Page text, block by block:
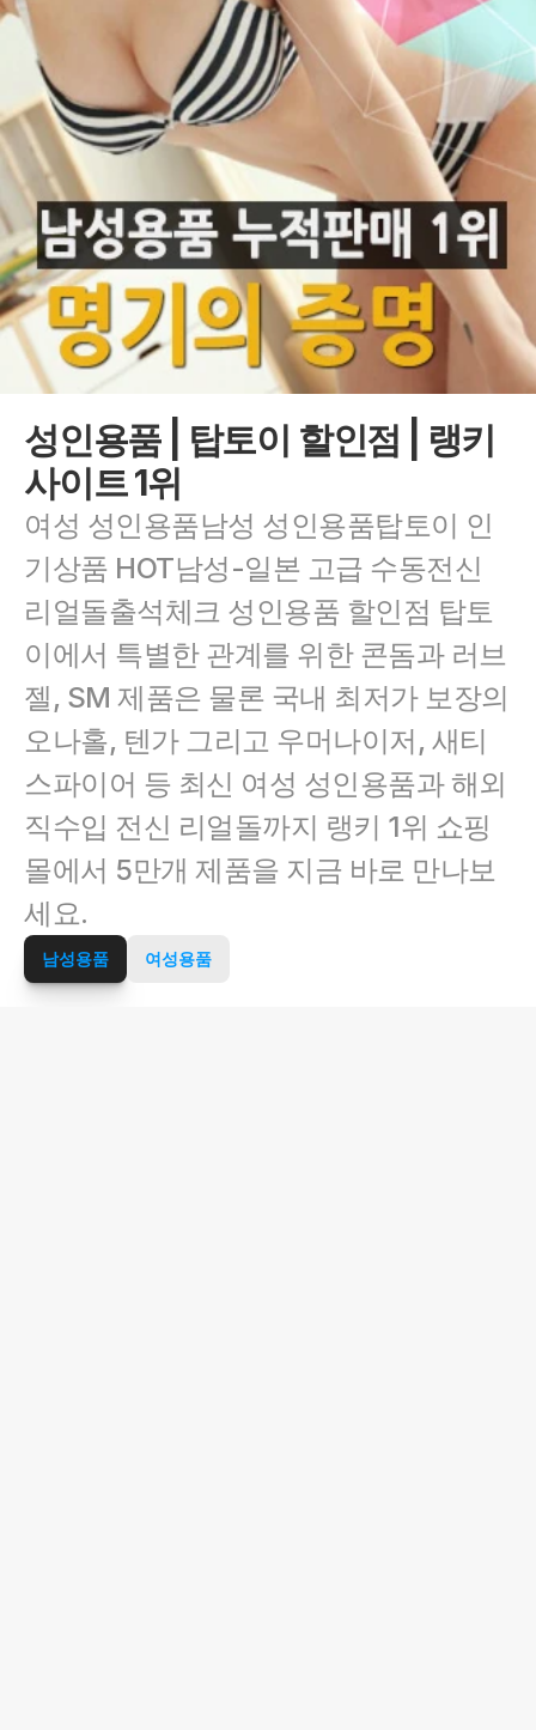
성인용품 | 탑토이 할인점 | 랭키
사이트 1위
여성 성인용품남성 성인용품탑토이 인
기상품 HOT남성-일본 고급 수동전신
리얼돌출석체크 성인용품 할인점 탑토
이에서 특별한 관계를 위한 콘돔과 러브
젤, SM 제품은 물론 국내 최저가 보장의
오나홀, 텐가 그리고 우머나이저, 새티
스파이어 등 최신 여성 성인용품과 해외
직수입 전신 리얼돌까지 랭키 1위 쇼핑
몰에서 5만개 제품을 지금 바로 만나보
세요.
남성용품 여성용품